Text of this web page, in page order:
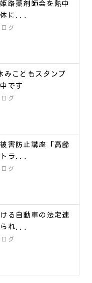
路薬剤師会を熱中
体に...
ログ
みこどもスタンプ
です
ログ
害防止講座「高齢
トラ...
ログ
る自動車の法定速
られ...
ログ